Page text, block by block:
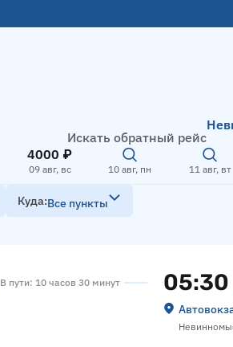
Искать обратный рейс
4000 ₽
09 авг, вс 10 авг, пн 11 авг, вт
Куда Все пункты
В пути: 10 часов 30 минут 05:30